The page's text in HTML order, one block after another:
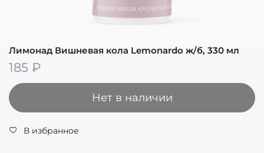
Лимонад Вишневая кола Lemonardo ж/б, 330 мл
185 ₽
Нет в наличии
В избранное